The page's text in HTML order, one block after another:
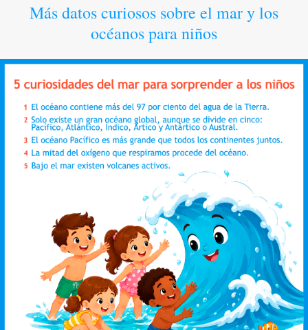
Más datos curiosos sobre el mar y los
océanos para niños